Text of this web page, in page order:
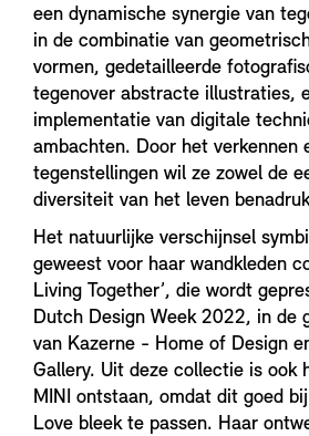
een dynamische synergie van
in de combinatie van
vormen, gedetailleerde
tegenover abstracte illustraties,
implementatie van digitale
ambachten. Door het verkennen
tegenstellingen wil ze zowel de
diversiteit van het leven
Het natuurlijke verschijnsel
geweest voor haar wandkleden
Living Together’, die wordt
Dutch Design Week 2022, in de
van Kazerne - Home of Design
Gallery. Uit deze collectie is ook
MINI ontstaan, omdat dit goed
Love bleek te passen. Haar